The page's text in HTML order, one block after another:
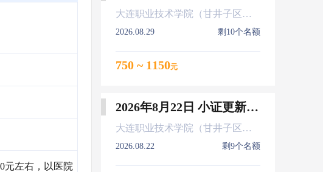
元左右，以医院
大连职业技术学院（甘井子区大连北站）
2026.08.29 剩10个名额
750 ~ 1150元
2026年8月22日 小证更新 Z01Z02Z04
大连职业技术学院（甘井子区大连北站）
2026.08.22 剩9个名额